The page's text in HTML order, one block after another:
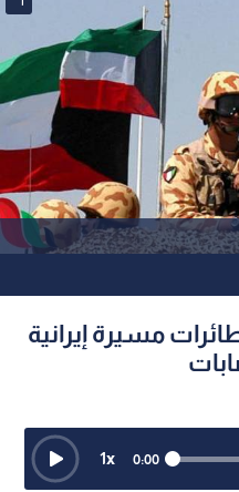
مسيرة إيرانية
0:00
1x